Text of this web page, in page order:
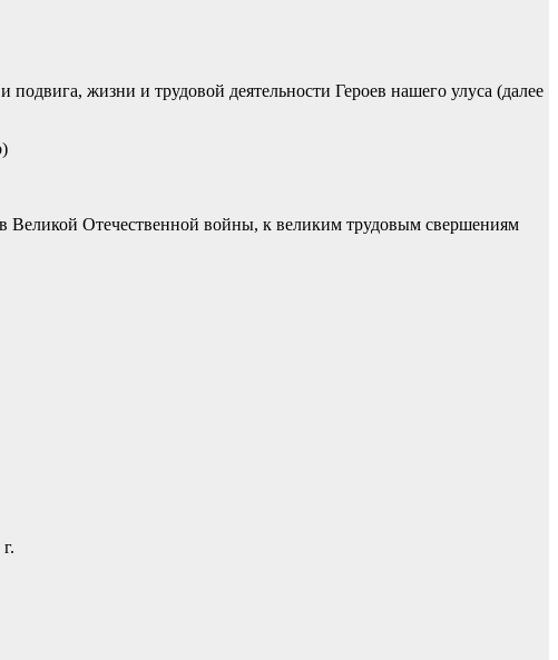
жизни и трудовой деятельности Героев нашего улуса (далее
Великой Отечественной войны, к великим трудовым свершениям